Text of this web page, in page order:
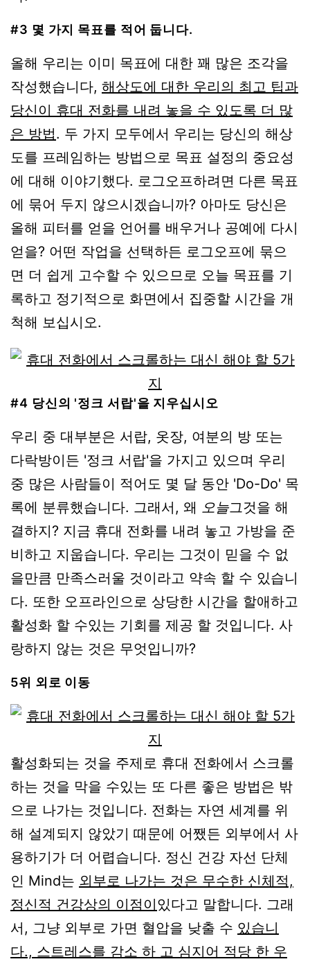
#3 몇 가지 목표를 적어 둡니다.
올해 우리는 이미 목표에 대한 꽤 많은 조각을
작성했습니다, 해상도에 대한 우리의 최고 팁과
당신이 휴대 전화를 내려 놓을 수 있도록 더 많
은 방법. 두 가지 모두에서 우리는 당신의 해상
도를 프레임하는 방법으로 목표 설정의 중요성
에 대해 이야기했다. 로그오프하려면 다른 목표
에 묶어 두지 않으시겠습니까? 아마도 당신은
올해 피터를 얻을 언어를 배우거나 공예에 다시
얻을? 어떤 작업을 선택하든 로그오프에 묶으
면 더 쉽게 고수할 수 있으므로 오늘 목표를 기
록하고 정기적으로 화면에서 집중할 시간을 개
척해 보십시오.
#4 당신의 '정크 서랍'을 지우십시오
우리 중 대부분은 서랍, 옷장, 여분의 방 또는
다락방이든 '정크 서랍'을 가지고 있으며 우리
중 많은 사람들이 적어도 몇 달 동안 'Do-Do' 목
록에 분류했습니다. 그래서, 왜 오늘그것을 해
결하지? 지금 휴대 전화를 내려 놓고 가방을 준
비하고 지웁습니다. 우리는 그것이 믿을 수 없
을만큼 만족스러울 것이라고 약속 할 수 있습니
다. 또한 오프라인으로 상당한 시간을 할애하고
활성화 할 수있는 기회를 제공 할 것입니다. 사
랑하지 않는 것은 무엇입니까?
5위 외로 이동
활성화되는 것을 주제로 휴대 전화에서 스크롤
하는 것을 막을 수있는 또 다른 좋은 방법은 밖
으로 나가는 것입니다. 전화는 자연 세계를 위
해 설계되지 않았기 때문에 어쨌든 외부에서 사
용하기가 더 어렵습니다. 정신 건강 자선 단체
인 Mind는 외부로 나가는 것은 무수한 신체적,
정신적 건강상의 이점이있다고 말합니다. 그래
서, 그냥 외부로 가면 혈압을 낮출 수 있습니
다., 스트레스를 감소 하 고 심지어 적당 한 우